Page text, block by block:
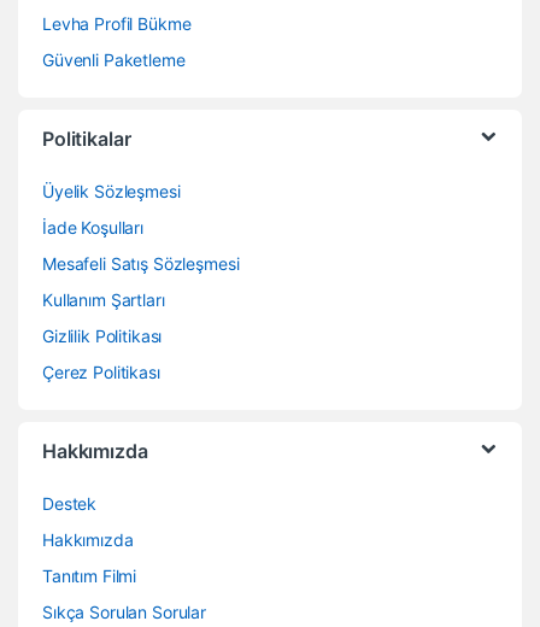
Levha Profil Bükme
Güvenli Paketleme
Politikalar
Üyelik Sözleşmesi
İade Koşulları
Mesafeli Satış Sözleşmesi
Kullanım Şartları
Gizlilik Politikası
Çerez Politikası
Hakkımızda
Destek
Hakkımızda
Tanıtım Filmi
Sıkça Sorulan Sorular